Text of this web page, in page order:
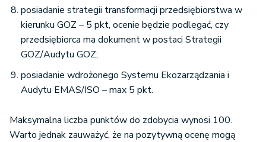
posiadanie strategii transformacji przedsiębiorstwa w
kierunku GOZ – 5 pkt, ocenie będzie podlegać, czy
przedsiębiorca ma dokument w postaci Strategii
GOZ/Audytu GOZ;
posiadanie wdrożonego Systemu Ekozarządzania i
Audytu EMAS/ISO – max 5 pkt.
Maksymalna liczba punktów do zdobycia wynosi 100.
Warto jednak zauważyć, że na pozytywną ocenę mogą